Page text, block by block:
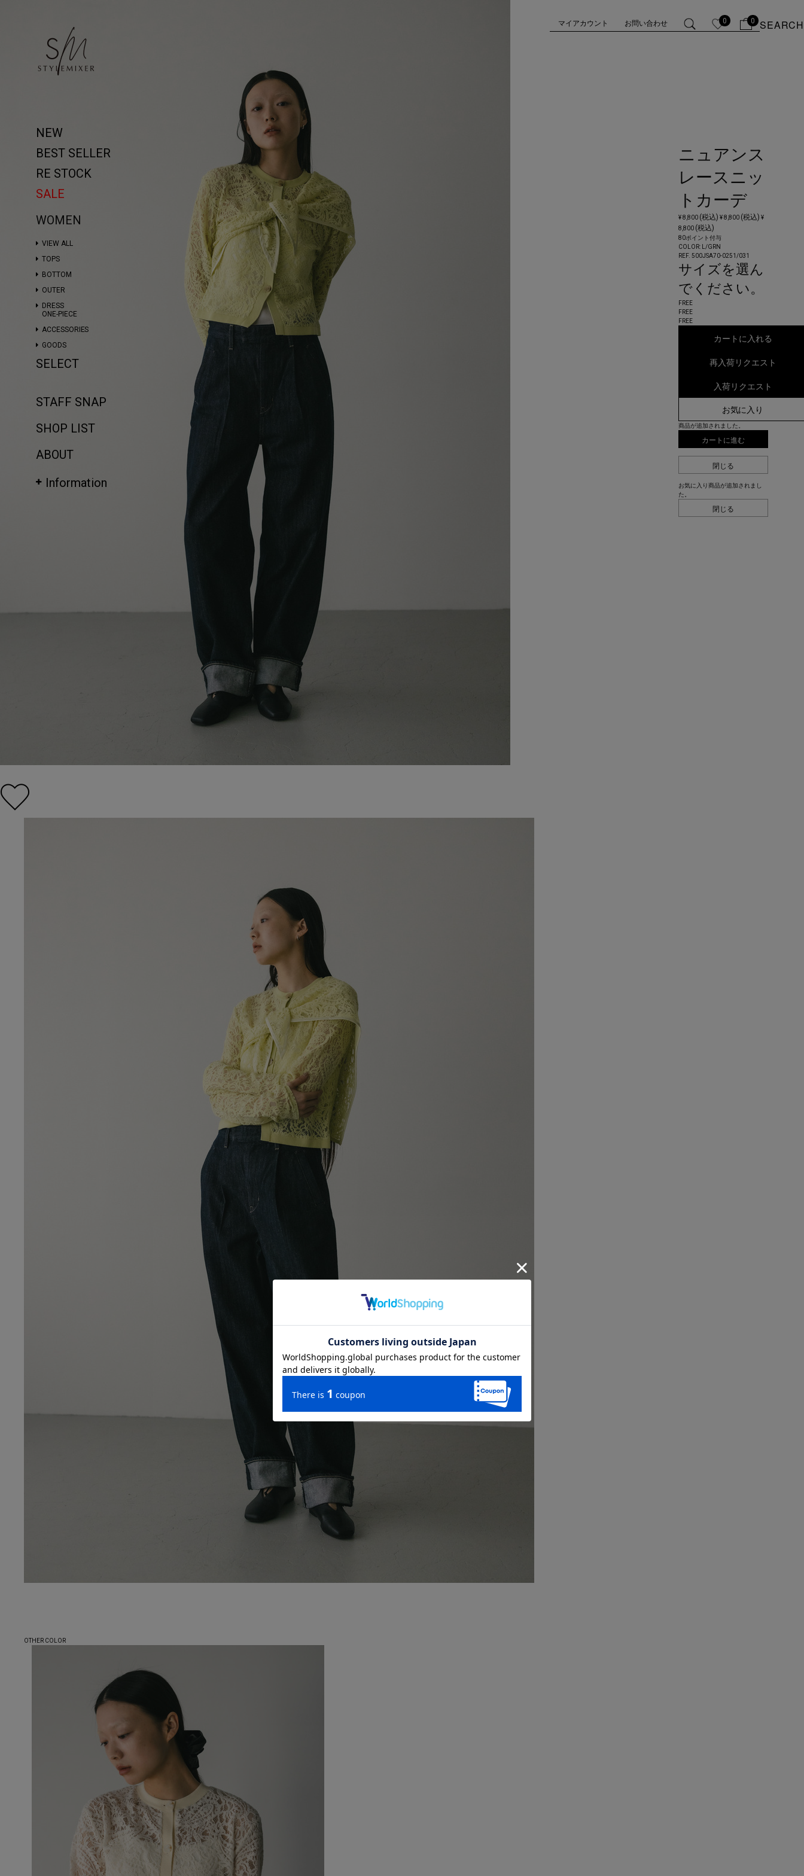
マイアカウント お問い合わせ 0 0 SEARCH
NEW
BEST SELLER
RE STOCK
SALE
WOMEN
VIEW ALL
TOPS
BOTTOM
OUTER
DRESS
ONE-PIECE
ACCESSORIES
GOODS
SELECT
STAFF SNAP
SHOP LIST
ABOUT
Information
ニュアンス
レースニッ
トカーデ
¥ 8,800 (税込) ¥ 8,800 (税込) ¥
8,800 (税込)
80ポイント付与
COLOR:
L/GRN
REF. 500JSA70-0251/031
サイズを選ん
でください。
FREE
FREE
FREE
カートに入れる
再入荷リクエスト
入荷リクエスト
お気に入り
商品が追加されました。
カートに進む
閉じる
お気に入り商品が追加されまし
た。
閉じる
OTHER COLOR